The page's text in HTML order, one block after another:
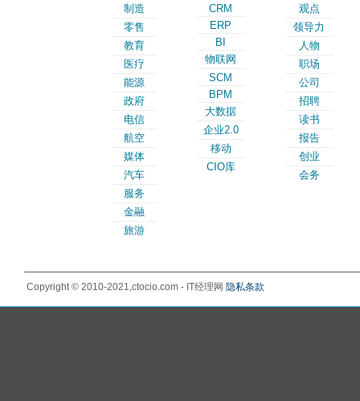
制造
零售
教育
医疗
能源
政府
电信
航空
媒体
汽车
服务
金融
旅游
CRM
ERP
BI
物联网
SCM
BPM
大数据
企业2.0
移动
CIO库
观点
领导力
人物
职场
公司
招聘
读书
报告
创业
会务
Copyright © 2010-2021,ctocio.com - IT经理网 隐私条款